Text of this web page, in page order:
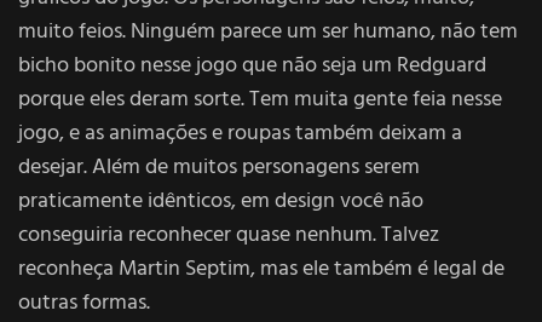
muito feios. Ninguém parece um ser humano, não tem
bicho bonito nesse jogo que não seja um Redguard
porque eles deram sorte. Tem muita gente feia nesse
jogo, e as animações e roupas também deixam a
desejar. Além de muitos personagens serem
praticamente idênticos, em design você não
conseguiria reconhecer quase nenhum. Talvez
reconheça Martin Septim, mas ele também é legal de
outras formas.